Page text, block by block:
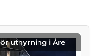
uthyrning i Åre